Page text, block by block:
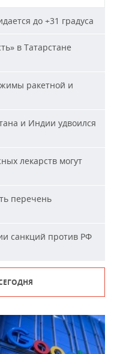
до +31 градуса
в Татарстане
ракетной и
и Индии удвоился
лекарств могут
перечень
санкций против РФ